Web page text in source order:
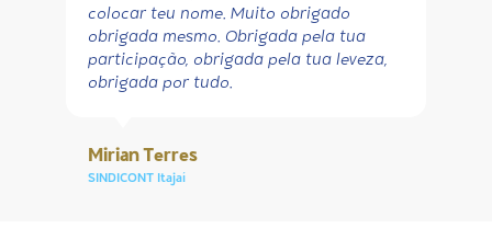
colocar teu nome. Muito obrigado
obrigada mesmo. Obrigada pela tua
participação, obrigada pela tua leveza,
obrigada por tudo.
Mirian Terres
SINDICONT Itajaí